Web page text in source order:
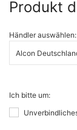
Produkt
Händler auswählen:
Ich bitte um: